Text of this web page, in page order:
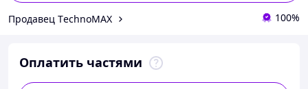
Продавец ТechnoMAX 100%
Оплатить частями